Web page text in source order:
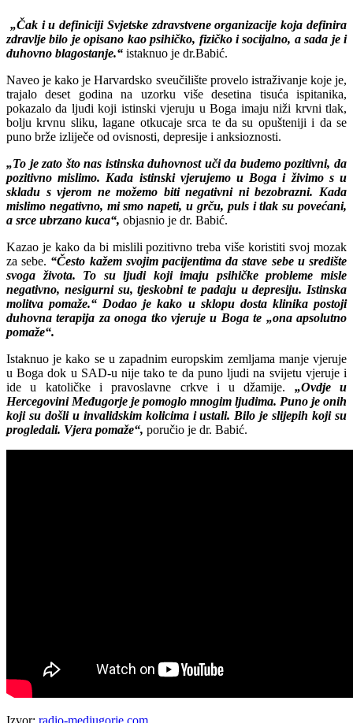
„Čak i u definiciji Svjetske zdravstvene organizacije koja definira
zdravlje bilo je opisano kao psihičko, fizičko i socijalno, a sada je i
duhovno blagostanje.“ istaknuo je dr.Babić.
Naveo je kako je Harvardsko sveučilište provelo istraživanje koje je,
trajalo deset godina na uzorku više desetina tisuća ispitanika,
pokazalo da ljudi koji istinski vjeruju u Boga imaju niži krvni tlak,
bolju krvnu sliku, lagane otkucaje srca te da su opušteniji i da se
puno brže izliječe od ovisnosti, depresije i anksioznosti.
„To je zato što nas istinska duhovnost uči da budemo pozitivni, da
pozitivno mislimo. Kada istinski vjerujemo u Boga i živimo s u
skladu s vjerom ne možemo biti negativni ni bezobrazni. Kada
mislimo negativno, mi smo napeti, u grču, puls i tlak su povećani,
a srce ubrzano kuca“, objasnio je dr. Babić.
Kazao je kako da bi mislili pozitivno treba više koristiti svoj mozak
za sebe. “Često kažem svojim pacijentima da stave sebe u središte
svoga života. To su ljudi koji imaju psihičke probleme misle
negativno, nesigurni su, tjeskobni te padaju u depresiju. Istinska
molitva pomaže.“ Dodao je kako u sklopu dosta klinika postoji
duhovna terapija za onoga tko vjeruje u Boga te „ona apsolutno
pomaže“.
Istaknuo je kako se u zapadnim europskim zemljama manje vjeruje
u Boga dok u SAD-u nije tako te da puno ljudi na svijetu vjeruje i
ide u katoličke i pravoslavne crkve i u džamije. „Ovdje u
Hercegovini Međugorje je pomoglo mnogim ljudima. Puno je onih
koji su došli u invalidskim kolicima i ustali. Bilo je slijepih koji su
progledali. Vjera pomaže“, poručio je dr. Babić.
Izvor: radio-medjugorje.com